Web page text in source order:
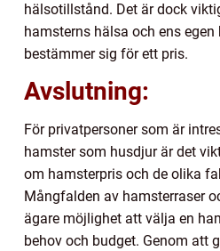
hälsotillstånd. Det är dock
hamsterns hälsa och ens
bestämmer sig för ett pris.
Avslutning:
För privatpersoner som är
hamster som husdjur är det
om hamsterpris och de olika
Mångfalden av hamsterraser
ägare möjlighet att välja en
behov och budget. Genom att